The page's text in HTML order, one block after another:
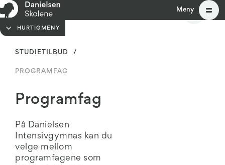
Meny
HURTIGMENY
STUDIETILBUD /
PROGRAMFAG
Programfag
På Danielsen
Intensivgymnas kan du
velge mellom
programfagene som